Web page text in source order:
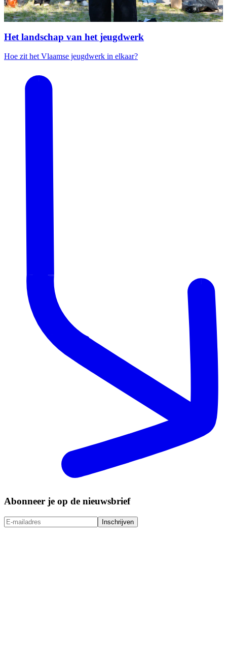
Het landschap van het jeugdwerk
Hoe zit het Vlaamse jeugdwerk in elkaar?
Abonneer je op de nieuwsbrief
Inschrijven